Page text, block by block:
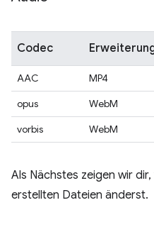
Codec
AAC MP4
opus
WebM
vorbis
WebM
Als Nächstes zeigen wir
erstellten Dateien änderst.